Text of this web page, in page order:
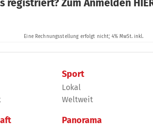
Sport
Lokal
Weltweit
Panorama